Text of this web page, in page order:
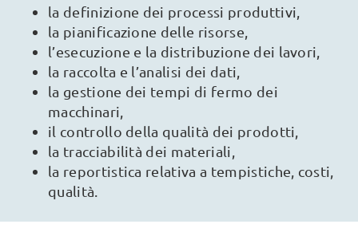
la definizione dei processi produttivi,
la pianificazione delle risorse,
l’esecuzione e la distribuzione dei lavori,
la raccolta e l’analisi dei dati,
la gestione dei tempi di fermo dei
macchinari,
il controllo della qualità dei prodotti,
la tracciabilità dei materiali,
la reportistica relativa a tempistiche, costi,
qualità.